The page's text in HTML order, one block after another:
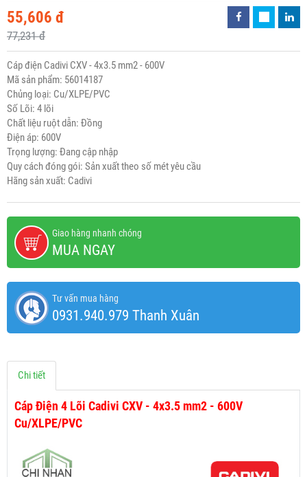
55,606 đ
77,231 đ
Cáp điện Cadivi CXV - 4x3.5 mm2 - 600V
Mã sản phẩm: 56014187
Chủng loại: Cu/XLPE/PVC
Số Lõi: 4 lõi
Chất liệu ruột dẫn: Đồng
Điện áp: 600V
Trọng lượng: Đang cập nhập
Quy cách đóng gói: Sản xuất theo số mét yêu cầu
Hãng sản xuất: Cadivi
Giao hàng nhanh chóng
MUA NGAY
Tư vấn mua hàng
0931.940.979 Thanh Xuân
Chi tiết
Cáp Điện 4 Lõi Cadivi CXV - 4x3.5 mm2 - 600V
Cu/XLPE/PVC